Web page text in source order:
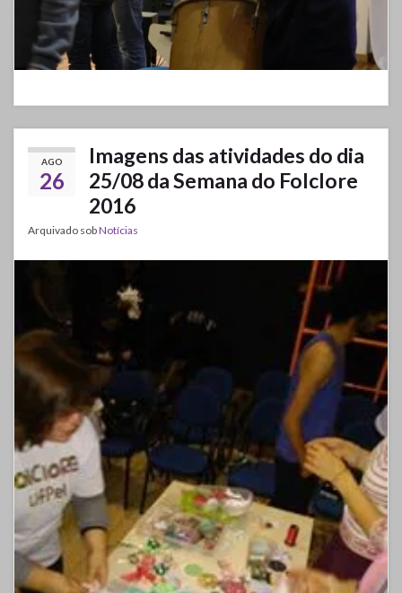
AGO
26
Imagens das atividades do dia
25/08 da Semana do Folclore
2016
Arquivado sobNotícias